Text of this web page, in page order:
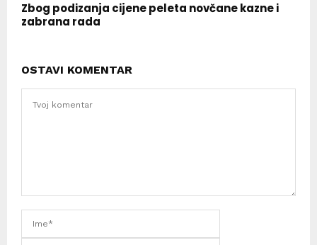
Zbog podizanja cijene peleta novčane kazne i
zabrana rada
OSTAVI KOMENTAR